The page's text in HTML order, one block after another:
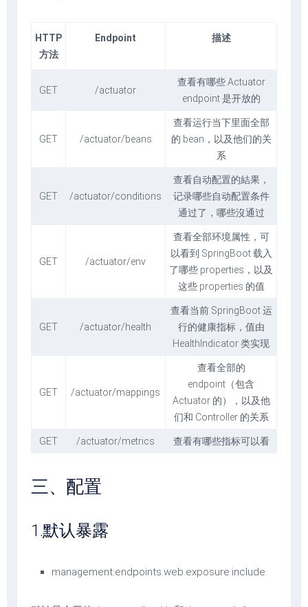
HTTP
方法
Endpoint 描述
GET /actuator
查看有哪些 Actuator
endpoint 是开放的
GET /actuator/beans
查看运行当下里面全部
的 bean，以及他们的关
系
GET /actuator/conditions
查看自动配置的結果，
记录哪些自动配置条件
通过了，哪些沒通过
GET /actuator/env
查看全部环境属性，可
以看到 SpringBoot 载入
了哪些 properties，以及
这些 properties 的值
GET /actuator/health
查看当前 SpringBoot 运
行的健康指标，值由
HealthIndicator 类实现
GET /actuator/mappings
查看全部的
endpoint（包含
Actuator 的），以及他
们和 Controller 的关系
GET /actuator/metrics 查看有哪些指标可以看
三、配置
1.默认暴露
management.endpoints.web.exposure.include